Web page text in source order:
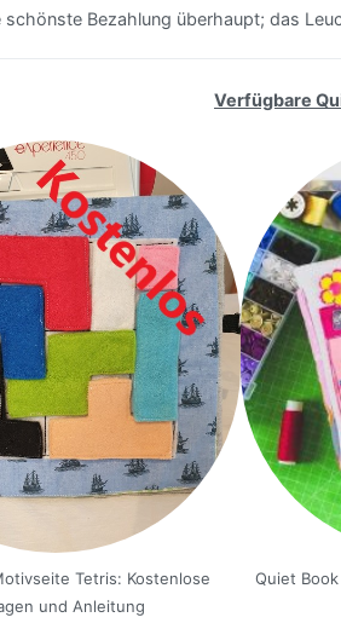
schönste Bezahlung überhaupt; das
Verfügbare
Tetris: Kostenlose
und Anleitung
Quiet